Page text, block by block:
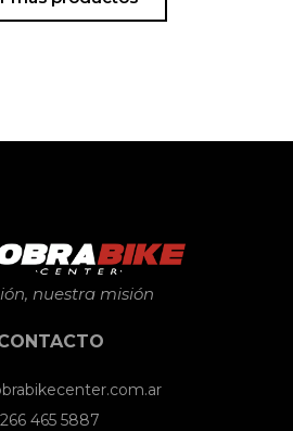
nuestra misión
266 465 5887